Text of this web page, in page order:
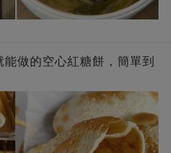
做的空心紅糖餅，簡單到